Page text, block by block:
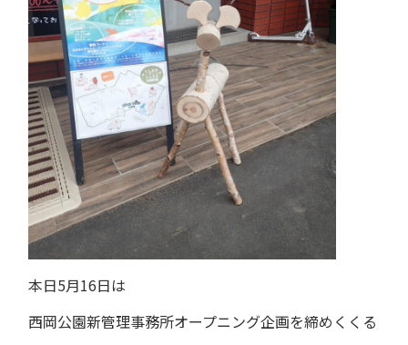
本日5月16日は
西岡公園新管理事務所オープニング企画を締めくくる